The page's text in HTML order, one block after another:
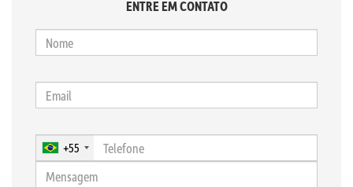
ENTRE EM CONTATO
+55